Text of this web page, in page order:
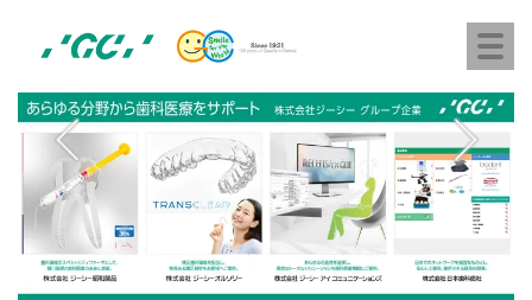
content
社
ジ
ー
シ
ー
M